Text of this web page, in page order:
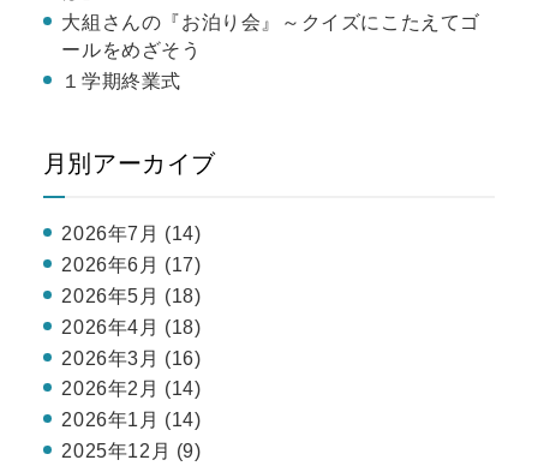
大組さんの『お泊り会』～クイズにこたえてゴ
ールをめざそう
１学期終業式
月別アーカイブ
2026年7月 (14)
2026年6月 (17)
2026年5月 (18)
2026年4月 (18)
2026年3月 (16)
2026年2月 (14)
2026年1月 (14)
2025年12月 (9)